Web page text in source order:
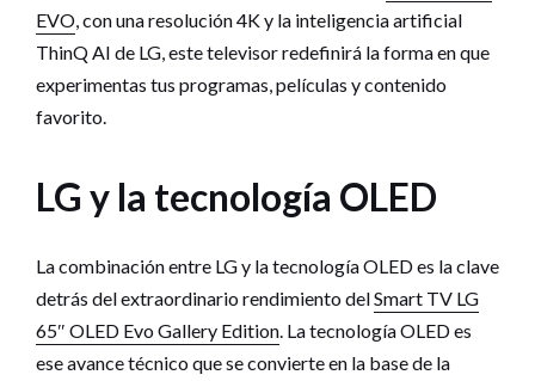
EVO, con una resolución 4K y la inteligencia artificial
ThinQ AI de LG, este televisor redefinirá la forma en que
experimentas tus programas, películas y contenido
favorito.
LG y la tecnología OLED
La combinación entre LG y la tecnología OLED es la clave
detrás del extraordinario rendimiento delSmart TV LG
65″ OLED Evo Gallery Edition. La tecnología OLED es
ese avance técnico que se convierte en la base de la